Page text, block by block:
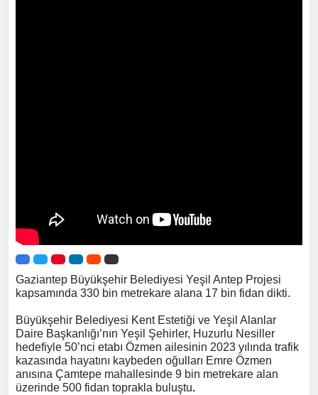
Gaziantep Büyükşehir Belediyesi Yeşil Antep Projesi
kapsamında 330 bin metrekare alana 17 bin fidan dikti.
Büyükşehir Belediyesi Kent Estetiği ve Yeşil Alanlar
Daire Başkanlığı’nın Yeşil Şehirler, Huzurlu Nesiller
hedefiyle 50’nci etabı Özmen ailesinin 2023 yılında trafik
kazasında hayatını kaybeden oğulları Emre Özmen
anısına Çamtepe mahallesinde 9 bin metrekare alan
üzerinde 500 fidan toprakla buluştu.